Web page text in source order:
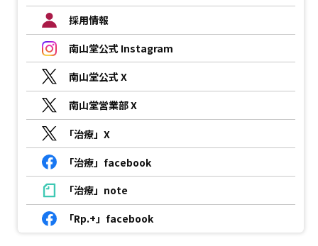
採用情報
南山堂公式 Instagram
南山堂公式 X
南山堂営業部 X
「治療」X
「治療」facebook
「治療」note
「Rp.+」facebook